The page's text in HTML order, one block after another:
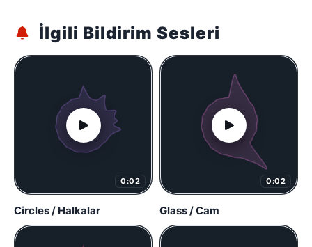
İlgili Bildirim Sesleri
0:02
Circles / Halkalar
0:02
Glass / Cam